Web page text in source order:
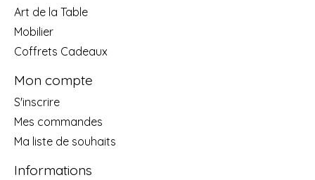
Art de la Table
Mobilier
Coffrets Cadeaux
Mon compte
S'inscrire
Mes commandes
Ma liste de souhaits
Informations